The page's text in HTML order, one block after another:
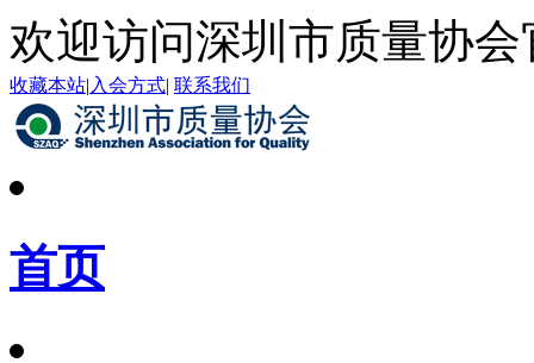
欢迎访问深圳市质量协会
收藏本站| 入会方式| 联系我们
首页